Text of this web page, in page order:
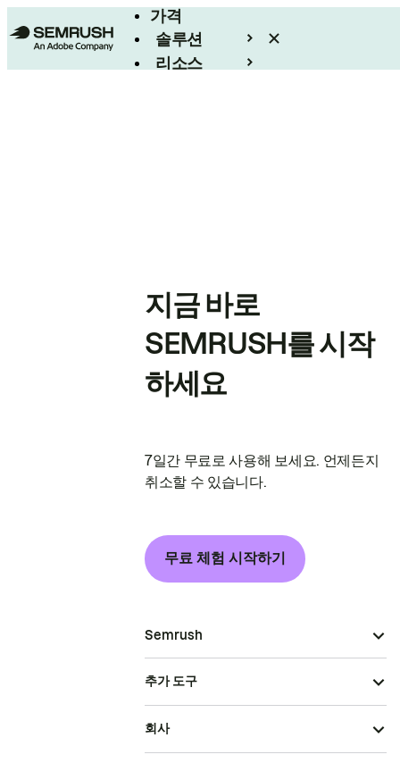
가격
솔루션
리소스
지금 바로
SEMRUSH를 시작
하세요
7일간 무료로 사용해 보세요. 언제든지
취소할 수 있습니다.
무료 체험 시작하기
Semrush
추가 도구
회사